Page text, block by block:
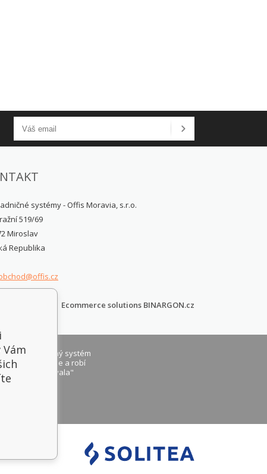
systémy - Offis Moravia, s.r.o.
519/69
Miroslav
Republika
Ecommerce solutions BINARGON.cz
pokladničný systém
SQL mi vyhovuje a robí
čo som očakávala"